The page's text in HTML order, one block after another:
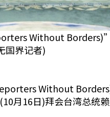
Without
国界记者)
Without
月16日)拜会台湾总统赖